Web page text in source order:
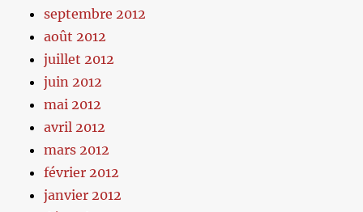
septembre 2012
août 2012
juillet 2012
juin 2012
mai 2012
avril 2012
mars 2012
février 2012
janvier 2012